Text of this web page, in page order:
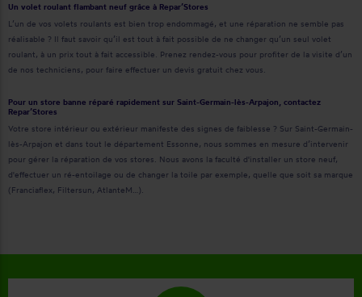
Un volet roulant flambant neuf grâce à Repar’Stores
L’un de vos volets roulants est bien trop endommagé, et une réparation ne semble pas
réalisable ? Il faut savoir qu’il est tout à fait possible de ne changer qu’un seul volet
roulant, à un prix tout à fait accessible. Prenez rendez-vous pour profiter de la visite d’un
de nos techniciens, pour faire effectuer un devis gratuit chez vous.
Pour un store banne réparé rapidement sur Saint-Germain-lès-Arpajon, contactez
Repar’Stores
Votre store intérieur ou extérieur manifeste des signes de faiblesse ? Sur Saint-Germain-
lès-Arpajon et dans tout le département Essonne, nous sommes en mesure d’intervenir
pour gérer la réparation de vos stores. Nous avons la faculté d'installer un store neuf,
d'effectuer un ré-entoilage ou de changer la toile par exemple, quelle que soit sa marque
(Franciaflex, Filtersun, AtlanteM…).